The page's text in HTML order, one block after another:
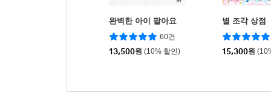
완벽한 아이 팔아요
60건
13,500원 (10% 할인)
별 조각 상점
15,300원